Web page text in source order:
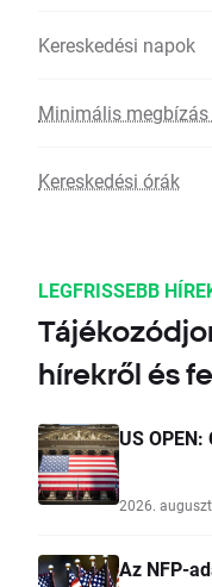
Kereskedési napok
Minimális megbízás
Kereskedési órák
LEGFRISSEBB
hírekről és
US
2026.
Az NFP-